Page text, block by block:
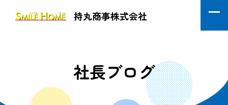
持丸商事株式会社
社長ブログ